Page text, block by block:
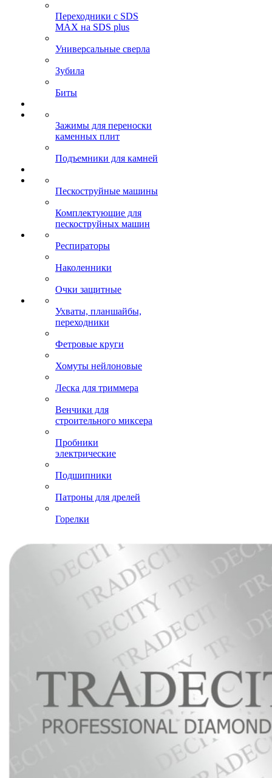
Переходники с SDS
MAX на SDS plus
Универсальные сверла
Зубила
Биты
Зажимы для переноски
каменных плит
Подъемники для камней
Пескоструйные машины
Комплектующие для
пескоструйных машин
Респираторы
Наколенники
Очки защитные
Ухваты, планшайбы,
переходники
Фетровые круги
Хомуты нейлоновые
Леска для триммера
Венчики для
строительного миксера
Пробники
электрические
Подшипники
Патроны для дрелей
Горелки